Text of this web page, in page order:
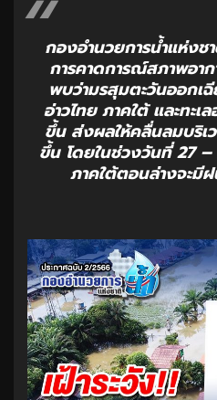
กองอำนวยการน้ำแห่ง
การคาดการณ์สภาพอา
พบว่ามรสุมตะวันออก
อ่าวไทย ภาคใต้ และทะ
ขึ้น ส่งผลให้คลื่นลมบริเ
ขึ้น โดยในช่วงวันที่ 27
ภาคใต้ตอนล่างจะมี